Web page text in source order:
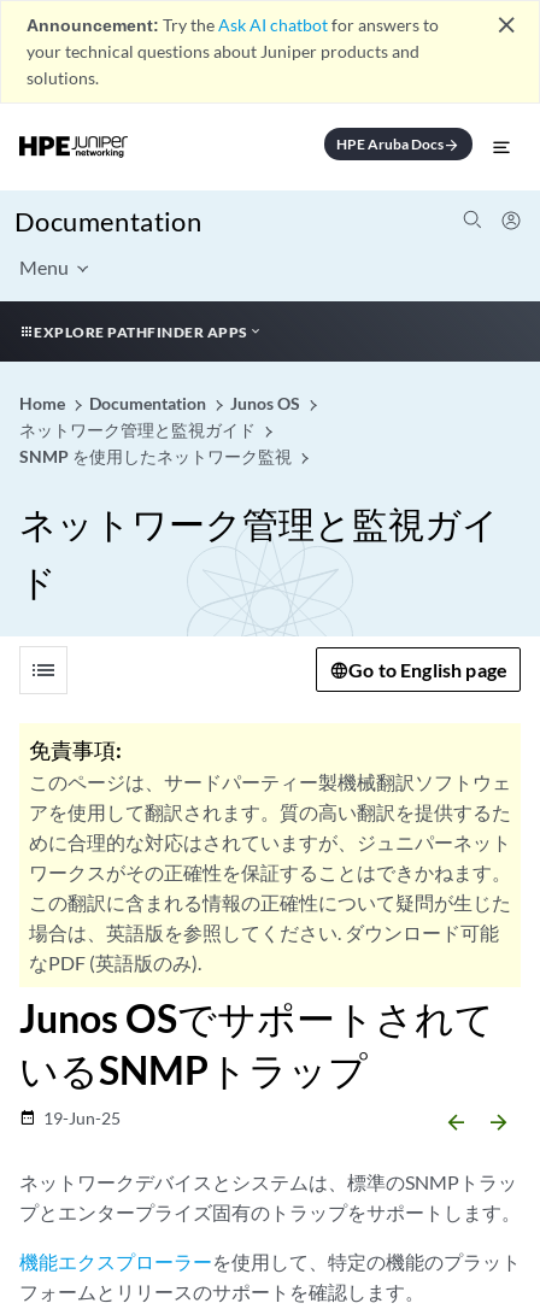
Announcement: Try theAsk AI chatbotfor answers to
your technical questions about Juniper products and
solutions.
close
HPE Aruba Docsarrow_forward
Documentation
Menu
EXPLORE PATHFINDER APPS
Home Documentation
Junos OS
ネットワーク管理と監視ガイド
SNMP を使用したネットワーク監視
ネットワーク管理と監視ガイ
ド
list Go to English page
免責事項:
このページは、サードパーティー製機械翻訳ソフトウェ
アを使用して翻訳されます。質の高い翻訳を提供するた
めに合理的な対応はされていますが、ジュニパーネット
ワークスがその正確性を保証することはできかねます。
この翻訳に含まれる情報の正確性について疑問が生じた
場合は、英語版を参照してください. ダウンロード可能
なPDF (英語版のみ).
Junos OSでサポートされて
いるSNMPトラップ
date_range 19-Jun-25 arrow_backward arrow_forward
ネットワークデバイスとシステムは、標準のSNMPトラッ
プとエンタープライズ固有のトラップをサポートします。
機能エクスプローラーを使用して、特定の機能のプラット
フォームとリリースのサポートを確認します。